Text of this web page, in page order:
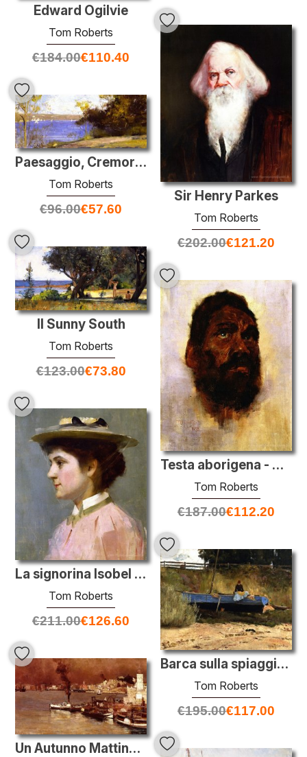
Edward Ogilvie
Tom Roberts
€184.00€110.40
Sir Henry Parkes
Tom Roberts
€202.00€121.20
Paesaggio, Cremorne
Tom Roberts
€96.00€57.60
Il Sunny South
Tom Roberts
€123.00€73.80
Testa aborigena - Charlie Turner
Tom Roberts
€187.00€112.20
La signorina Isobel McDonald
Tom Roberts
€211.00€126.60
Barca sulla spiaggia, Queenscliff
Tom Roberts
€195.00€117.00
Un Autunno Mattina, Point Milson, Sydney